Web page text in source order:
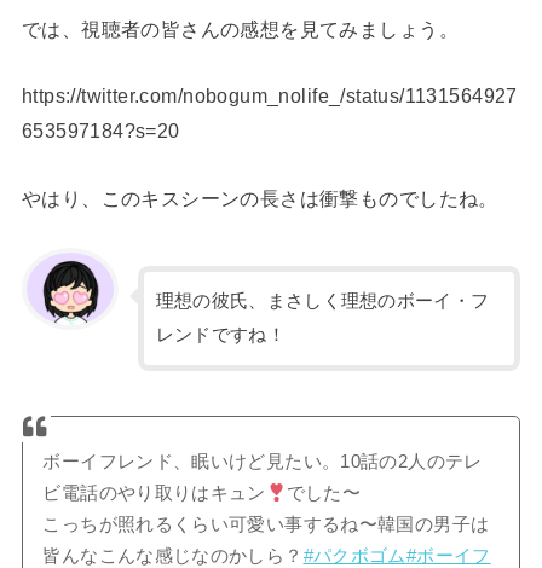
では、視聴者の皆さんの感想を見てみましょう。
https://twitter.com/nobogum_nolife_/status/1131564927
653597184?s=20
やはり、このキスシーンの長さは衝撃ものでしたね。
理想の彼氏、まさしく理想のボーイ・フ
レンドですね！
ボーイフレンド、眠いけど見たい。10話の2人のテレ
ビ電話のやり取りはキュン
でした〜
こっちが照れるくらい可愛い事するね〜韓国の男子は
皆んなこんな感じなのかしら？ #パクボゴム#ボーイフ